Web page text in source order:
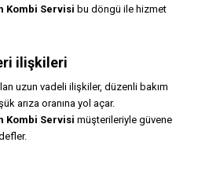
Kombi Servisi bu döngü ile hizmet
ilişkileri
uzun vadeli ilişkiler, düzenli bakım
arıza oranına yol açar.
Kombi Servisi müşterileriyle güvene